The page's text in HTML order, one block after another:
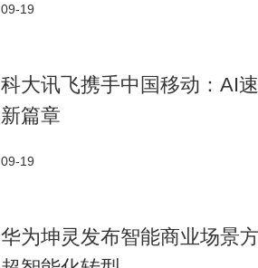
09-19
科大讯飞携手中国移动：AI
新篇章
09-19
华为坤灵发布智能商业场景